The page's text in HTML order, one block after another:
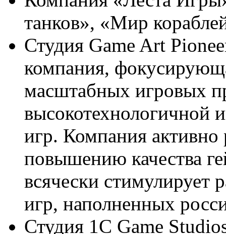
танков», «Мир
Студия Game Art
компания,
масштабных игровых
высокотехнологичной
игр. Компания активно
повышению качества
всячески стимулирует
игр, наполненных
Студия 1C Game